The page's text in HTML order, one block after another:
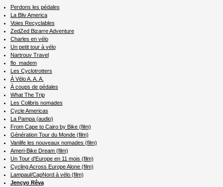
Perdons les pédales
La Bliv America
Voies Recyclables
ZedZed Bizarre Adventure
Charles en vélo
Un petit tour à vélo
Nartrouv Travel
flo_madem
Les Cyclotrotters
À Vélo A. A. A.
À coups de pédales
What The Trip
Les Colibris nomades
Cycle Americas
La Pampa (audio)
From Cape to Cairo by Bike (film)
Génération Tour du Monde (film)
Vanlife les nouveaux nomades (film)
Ameri-Bike Dream (film)
Un Tour d'Europe en 11 mois (film)
Cycling Across Europe Alone (film)
Lampaul/CapNord à vélo (film)
Jencyo Rêva